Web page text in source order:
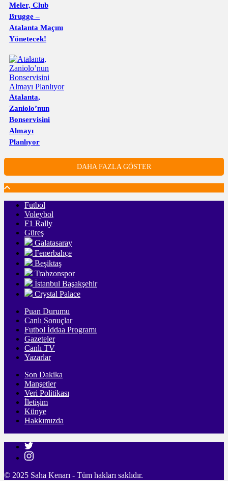
Meler, Club
Brugge –
Atalanta Maçını
Yönetecek!
Atalanta,
Zaniolo’nun
Bonservisini
Almayı
Planlıyor
DAHA FAZLA GÖSTER
Futbol
Voleybol
F1 Rally
Güreş
Galatasaray
Fenerbahçe
Beşiktaş
Trabzonspor
İstanbul Başakşehir
Crystal Palace
Puan Durumu
Canlı Sonuçlar
Futbol İddaa Programı
Gazeteler
Canlı TV
Yazarlar
Son Dakika
Manşetler
Veri Politikası
İletişim
Künye
Hakkımızda
© 2025 Saha Kenarı - Tüm hakları saklıdır.